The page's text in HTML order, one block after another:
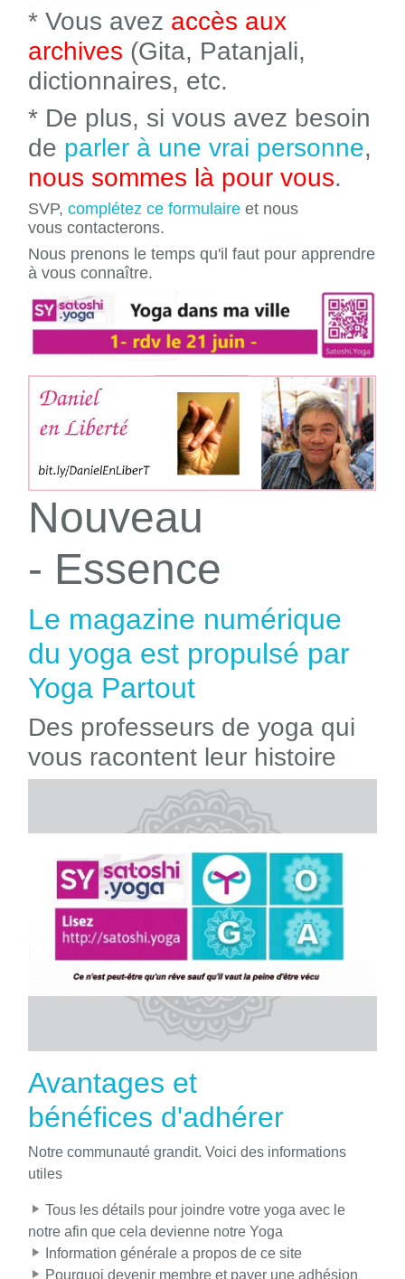
* Vous avez accès aux
archives (Gita, Patanjali,
dictionnaires, etc.
* De plus, si vous avez besoin
de parler à une vrai personne,
nous sommes là pour vous.
SVP, complétez ce formulaire et nous
vous contacterons.
Nous prenons le temps qu'il faut pour apprendre
à vous connaître.
Nouveau
- Essence
Le magazine numérique
du yoga est propulsé par
Yoga Partout
Des professeurs de yoga qui
vous racontent leur histoire
Avantages et
bénéfices d'adhérer
Notre communauté grandit. Voici des informations
utiles
Tous les détails pour joindre votre yoga avec le
notre afin que cela devienne notre Yoga
Information générale a propos de ce site
Pourquoi devenir membre et payer une adhésion